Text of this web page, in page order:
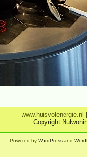
www.huisvolenergie.nl
Copyright
Powered by WordPress and